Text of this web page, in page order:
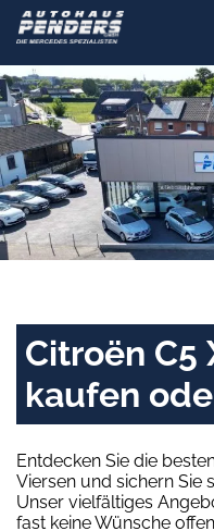
Citroën C5
kaufen
Entdecken Sie die
Viersen und sichern Sie
Unser vielfältiges
fast keine Wünsche